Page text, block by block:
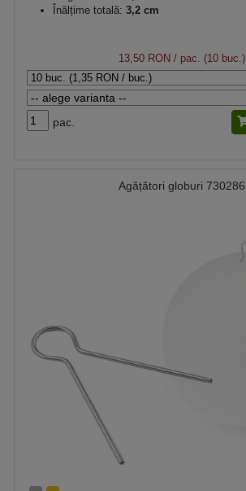
Înălțime totală: 3,2 cm
13,50 RON / pac. (10 buc.)
pac.
Agățători globuri 730286